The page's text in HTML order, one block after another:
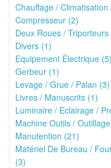
Chauffage /
Compresseur (2)
Deux Roues /
Divers (1)
Equipement Électrique (5)
Gerbeur (1)
Levage / Grue / Palan (3)
Livres / Manuscrits (1)
Luminaire / Eclairage /
Machine Outils /
Manutention (21)
Matériel De Bureau /
(3)